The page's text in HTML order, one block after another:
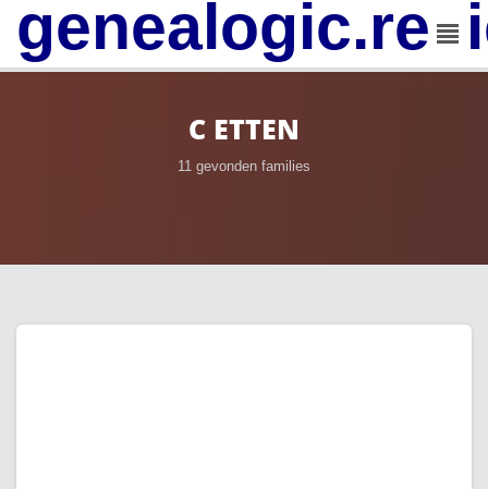
C ETTEN
11 gevonden families